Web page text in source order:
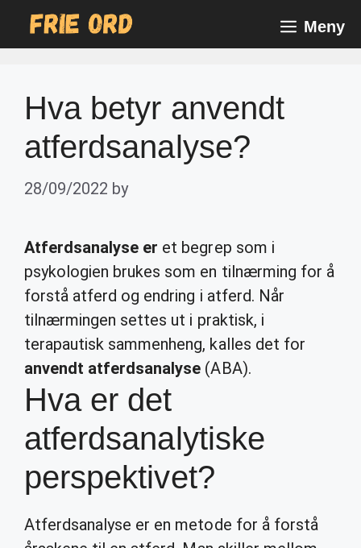
Meny
Hva betyr anvendt
atferdsanalyse?
28/09/2022 by
Atferdsanalyse er et begrep som i
psykologien brukes som en tilnærming for å
forstå atferd og endring i atferd. Når
tilnærmingen settes ut i praktisk, i
terapautisk sammenheng, kalles det for
anvendt atferdsanalyse (ABA).
Hva er det
atferdsanalytiske
perspektivet?
Atferdsanalyse er en metode for å forstå